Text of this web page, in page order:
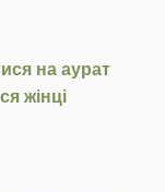
на аурат
жінці